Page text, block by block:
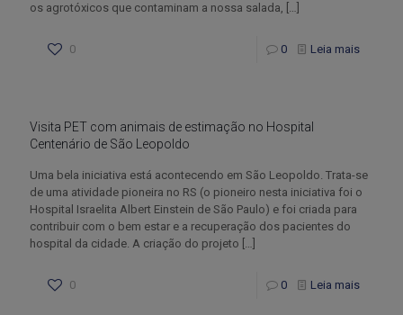
os agrotóxicos que contaminam a nossa salada, […]
0 0 Leia mais
Visita PET com animais de estimação no Hospital
Centenário de São Leopoldo
Uma bela iniciativa está acontecendo em São Leopoldo. Trata-se
de uma atividade pioneira no RS (o pioneiro nesta iniciativa foi o
Hospital Israelita Albert Einstein de São Paulo) e foi criada para
contribuir com o bem estar e a recuperação dos pacientes do
hospital da cidade. A criação do projeto […]
0 0 Leia mais